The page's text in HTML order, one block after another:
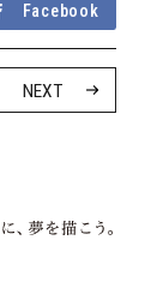
Facebook
NEXT